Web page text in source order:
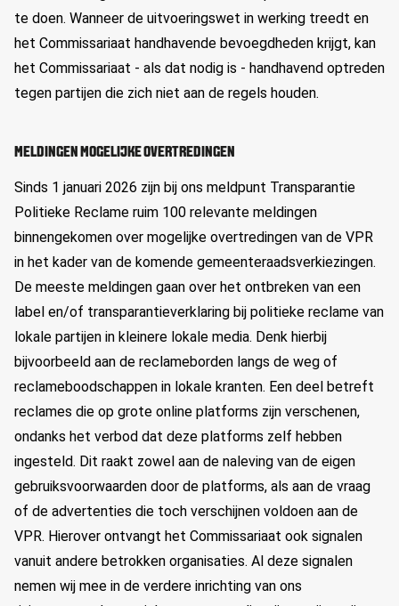
te doen. Wanneer de uitvoeringswet in werking treedt en
het Commissariaat handhavende bevoegdheden krijgt, kan
het Commissariaat - als dat nodig is - handhavend optreden
tegen partijen die zich niet aan de regels houden.
MELDINGEN MOGELIJKE OVERTREDINGEN
Sinds 1 januari 2026 zijn bij ons meldpunt Transparantie
Politieke Reclame ruim 100 relevante meldingen
binnengekomen over mogelijke overtredingen van de VPR
in het kader van de komende gemeenteraadsverkiezingen.
De meeste meldingen gaan over het ontbreken van een
label en/of transparantieverklaring bij politieke reclame van
lokale partijen in kleinere lokale media. Denk hierbij
bijvoorbeeld aan de reclameborden langs de weg of
reclameboodschappen in lokale kranten. Een deel betreft
reclames die op grote online platforms zijn verschenen,
ondanks het verbod dat deze platforms zelf hebben
ingesteld. Dit raakt zowel aan de naleving van de eigen
gebruiksvoorwaarden door de platforms, als aan de vraag
of de advertenties die toch verschijnen voldoen aan de
VPR. Hierover ontvangt het Commissariaat ook signalen
vanuit andere betrokken organisaties. Al deze signalen
nemen wij mee in de verdere inrichting van ons